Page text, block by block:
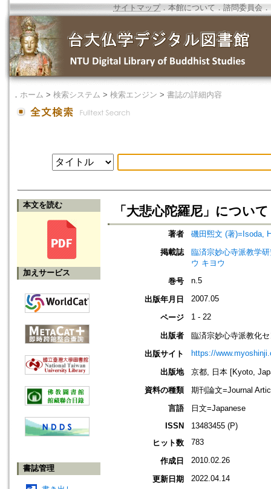
サイトマップ．本館について ． 諮問委員会 ．
． ホーム > 検索システム > 検索エンジン > 書誌の詳細内容
本文を読む
加えサービス
書誌管理
「大悲心陀羅尼」について
著者
磯田煕文 (著)=Isoda,
掲載誌
臨済宗妙心寺派教学
ウ キヨウ
巻号
n.5
出版年月日 2007.05
ページ 1 - 22
出版者
臨済宗妙心寺派教化
出版サイト
https://
出版地
京都, 日本 [Kyoto,
資料の種類
期刊論文=Journal
言語
日文=Japanese
ISSN
13483455 (P)
ヒット数
783
作成日 2010.02.26
更新日期 2022.04.14